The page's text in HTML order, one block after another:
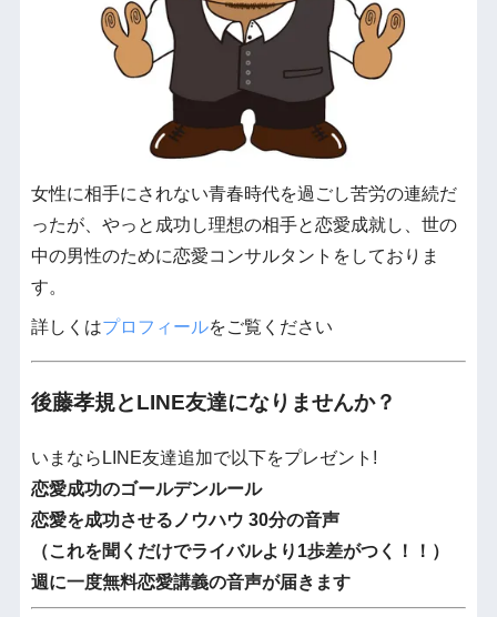
女性に相手にされない青春時代を過ごし苦労の連続だ
ったが、やっと成功し理想の相手と恋愛成就し、世の
中の男性のために恋愛コンサルタントをしておりま
す。
詳しくはプロフィールをご覧ください
後藤孝規とLINE友達になりませんか？
いまならLINE友達追加で以下をプレゼント!
恋愛成功のゴールデンルール
恋愛を成功させるノウハウ 30分の音声
（これを聞くだけでライバルより1歩差がつく！！）
週に一度無料恋愛講義の音声が届きます